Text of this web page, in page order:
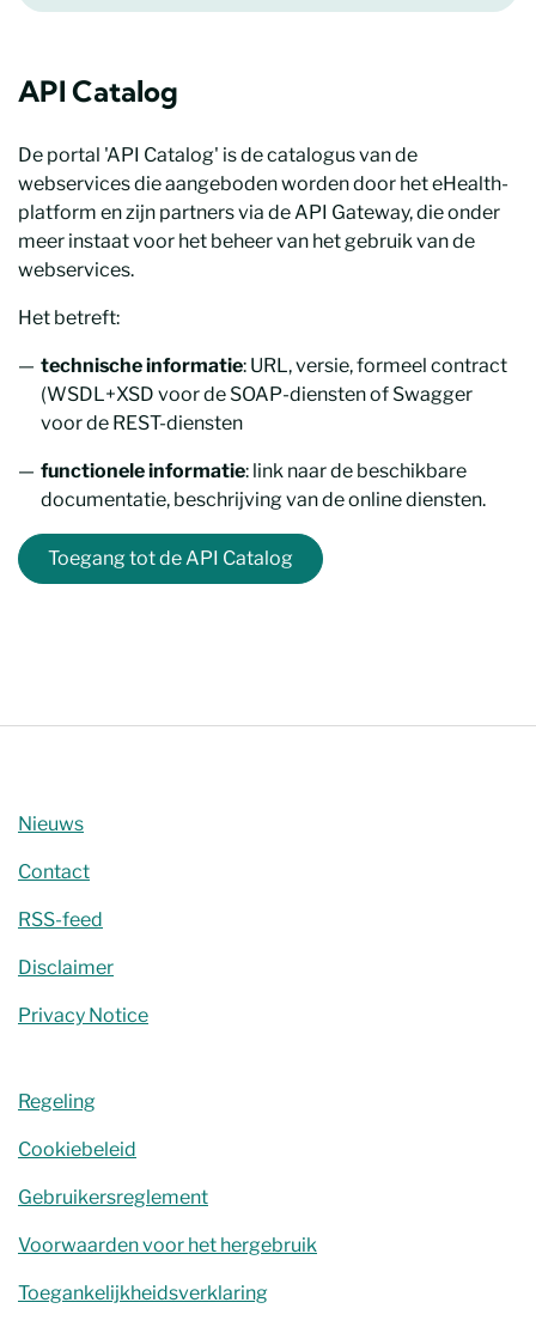
API Catalog
De portal 'API Catalog' is de catalogus van de
webservices die aangeboden worden door het eHealth-
platform en zijn partners via de API Gateway, die onder
meer instaat voor het beheer van het gebruik van de
webservices.
Het betreft:
technische informatie: URL, versie, formeel contract
(WSDL+XSD voor de SOAP-diensten of Swagger
voor de REST-diensten
functionele informatie: link naar de beschikbare
documentatie, beschrijving van de online diensten.
Toegang tot de API Catalog
Nieuws
Contact
RSS-feed
Disclaimer
Privacy Notice
Regeling
Cookiebeleid
Gebruikersreglement
Voorwaarden voor het hergebruik
Toegankelijkheidsverklaring